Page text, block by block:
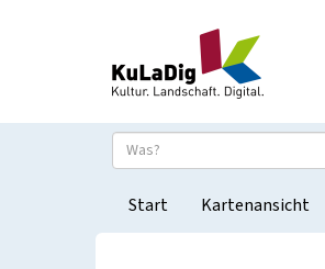
Start Kartenansicht